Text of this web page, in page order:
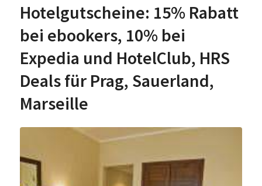
Hotelgutscheine: 15% Rabatt
bei ebookers, 10% bei
Expedia und HotelClub, HRS
Deals für Prag, Sauerland,
Marseille